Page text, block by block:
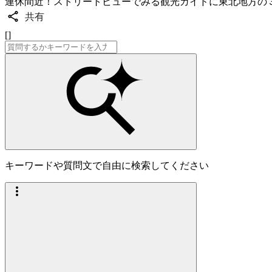
共有
[]
キーワードや質問文で自由に検索してください